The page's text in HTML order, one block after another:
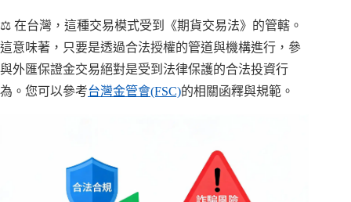
⚖️ 在台灣，這種交易模式受到《期貨交易法》的管轄。
這意味著，只要是透過合法授權的管道與機構進行，參
與外匯保證金交易絕對是受到法律保護的合法投資行
為。您可以參考台灣金管會(FSC)的相關函釋與規範。